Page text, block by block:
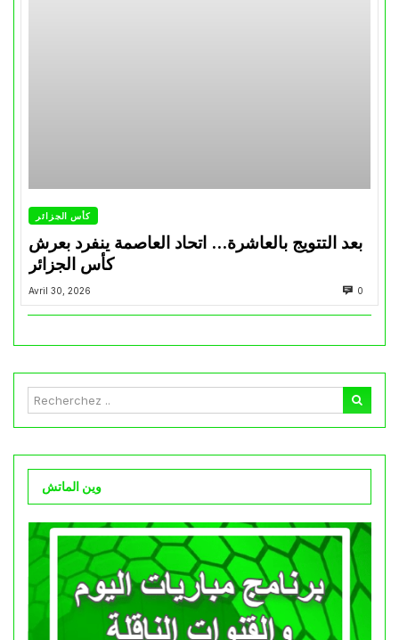
كأس الجزائر
بعد التتويج بالعاشرة… اتحاد العاصمة ينفرد بعرش
كأس الجزائر
Avril 30, 2026 0
وين الماتش